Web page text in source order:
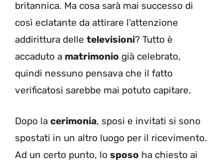
britannica. Ma cosa sarà mai successo di
così eclatante da attirare l’attenzione
addirittura delle televisioni? Tutto è
accaduto a matrimonio già celebrato,
quindi nessuno pensava che il fatto
verificatosi sarebbe mai potuto capitare.
Dopo la cerimonia, sposi e invitati si sono
spostati in un altro luogo per il ricevimento.
Ad un certo punto, lo sposo ha chiesto ai